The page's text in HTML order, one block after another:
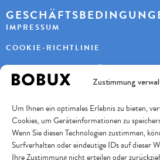
Zustimmung
Um Ihnen ein optimales Erlebnis zu bieten,
Cookies, um Geräteinformationen zu
Wenn Sie diesen Technologien zustimmen,
Surfverhalten oder eindeutige IDs auf dieser
Ihre Zustimmung nicht erteilen oder
IMPRESSUM
COOKIE-RICHTLINIE
DATENSCHUTZERKLÄRUNG
KAYBEE AG
TURBENWEG 9
3073 GÜMLIGEN
+41 31 951 11 10
INFO@BOBUXSCHWEIZ.CH